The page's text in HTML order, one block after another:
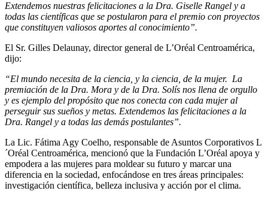
Extendemos nuestras felicitaciones a la Dra. Giselle Rangel y a
todas las científicas que se postularon para el premio con proyectos
que constituyen valiosos aportes al conocimiento”.
El Sr. Gilles Delaunay, director general de L’Oréal Centroamérica,
dijo:
“El mundo necesita de la ciencia, y la ciencia, de la mujer. La
premiación de la Dra. Mora y de la Dra. Solís nos llena de orgullo
y es ejemplo del propósito que nos conecta con cada mujer al
perseguir sus sueños y metas. Extendemos las felicitaciones a la
Dra. Rangel y a todas las demás postulantes”.
La Lic. Fátima Agy Coelho, responsable de Asuntos Corporativos L
´Oréal Centroamérica, mencionó que la Fundación L’Oréal apoya y
empodera a las mujeres para moldear su futuro y marcar una
diferencia en la sociedad, enfocándose en tres áreas principales:
investigación científica, belleza inclusiva y acción por el clima.